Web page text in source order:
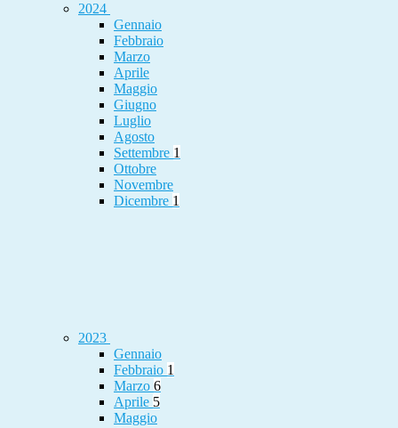
2024
Gennaio
Febbraio
Marzo
Aprile
Maggio
Giugno
Luglio
Agosto
Settembre 1
Ottobre
Novembre
Dicembre 1
2023
Gennaio
Febbraio 1
Marzo 6
Aprile 5
Maggio